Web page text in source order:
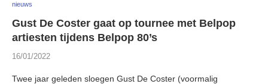
nieuws
Gust De Coster gaat op tournee met Belpop
artiesten tijdens Belpop 80’s
16/01/2022
Twee jaar geleden sloegen Gust De Coster (voormalig